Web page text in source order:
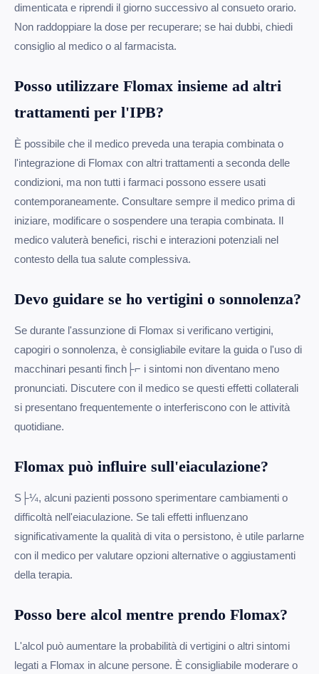
dimenticata e riprendi il giorno successivo al consueto orario.
Non raddoppiare la dose per recuperare; se hai dubbi, chiedi
consiglio al medico o al farmacista.
Posso utilizzare Flomax insieme ad altri
trattamenti per l'IPB?
È possibile che il medico preveda una terapia combinata o
l'integrazione di Flomax con altri trattamenti a seconda delle
condizioni, ma non tutti i farmaci possono essere usati
contemporaneamente. Consultare sempre il medico prima di
iniziare, modificare o sospendere una terapia combinata. Il
medico valuterà benefici, rischi e interazioni potenziali nel
contesto della tua salute complessiva.
Devo guidare se ho vertigini o sonnolenza?
Se durante l'assunzione di Flomax si verificano vertigini,
capogiri o sonnolenza, è consigliabile evitare la guida o l'uso di
macchinari pesanti finch├⌐ i sintomi non diventano meno
pronunciati. Discutere con il medico se questi effetti collaterali
si presentano frequentemente o interferiscono con le attività
quotidiane.
Flomax può influire sull'eiaculazione?
S├¼, alcuni pazienti possono sperimentare cambiamenti o
difficoltà nell'eiaculazione. Se tali effetti influenzano
significativamente la qualità di vita o persistono, è utile parlarne
con il medico per valutare opzioni alternative o aggiustamenti
della terapia.
Posso bere alcol mentre prendo Flomax?
L'alcol può aumentare la probabilità di vertigini o altri sintomi
legati a Flomax in alcune persone. È consigliabile moderare o